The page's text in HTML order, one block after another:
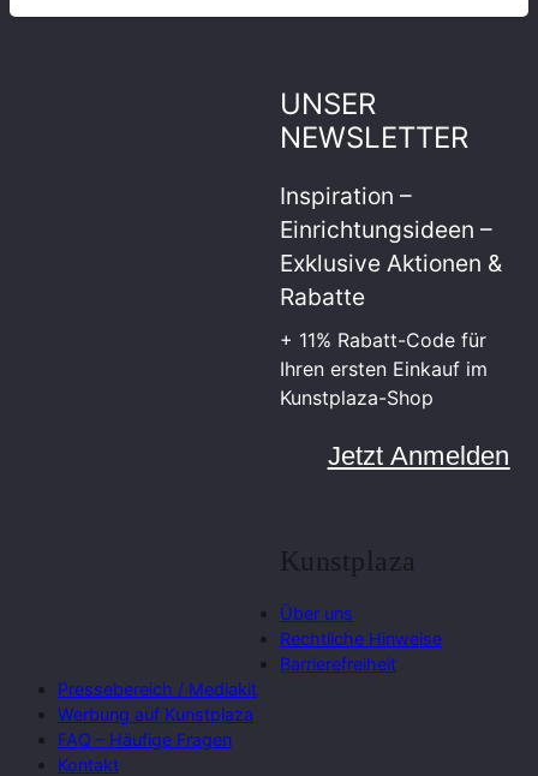
UNSER
NEWSLETTER
Inspiration –
Einrichtungsideen –
Exklusive Aktionen &
Rabatte
+ 11% Rabatt-Code für
Ihren ersten Einkauf im
Kunstplaza-Shop
Jetzt Anmelden
Kunstplaza
Über uns
Rechtliche Hinweise
Barrierefreiheit
Pressebereich / Mediakit
Werbung auf Kunstplaza
FAQ – Häufige Fragen
Kontakt